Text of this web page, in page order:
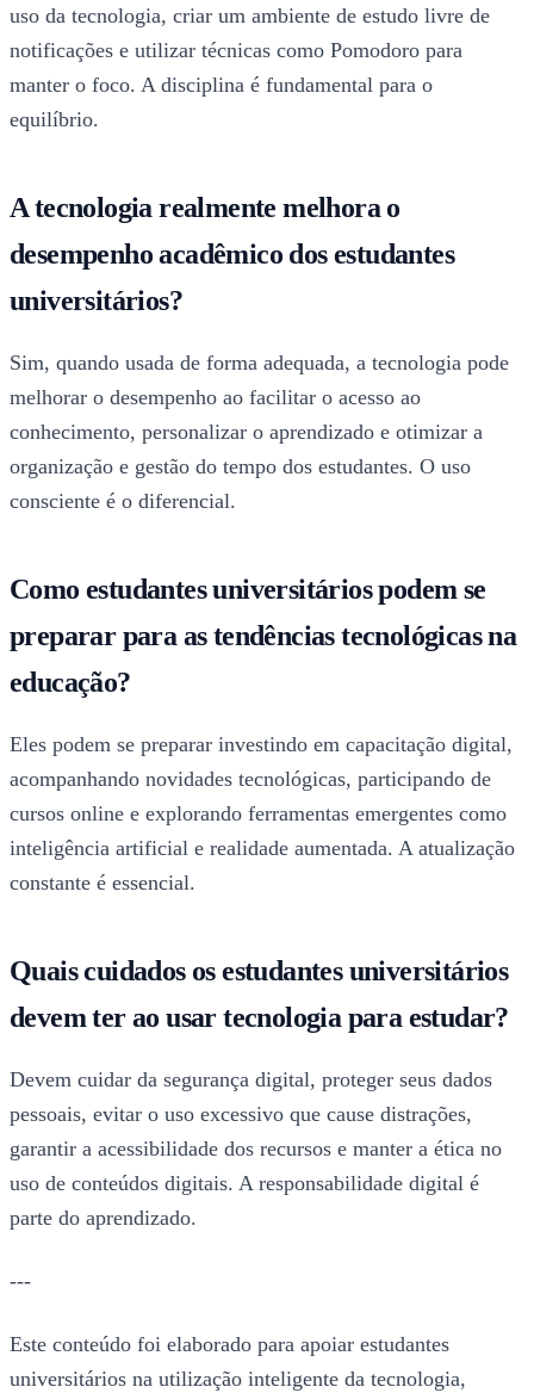
uso da tecnologia, criar um ambiente de estudo livre de
notificações e utilizar técnicas como Pomodoro para
manter o foco. A disciplina é fundamental para o
equilíbrio.
A tecnologia realmente melhora o
desempenho acadêmico dos estudantes
universitários?
Sim, quando usada de forma adequada, a tecnologia pode
melhorar o desempenho ao facilitar o acesso ao
conhecimento, personalizar o aprendizado e otimizar a
organização e gestão do tempo dos estudantes. O uso
consciente é o diferencial.
Como estudantes universitários podem se
preparar para as tendências tecnológicas na
educação?
Eles podem se preparar investindo em capacitação digital,
acompanhando novidades tecnológicas, participando de
cursos online e explorando ferramentas emergentes como
inteligência artificial e realidade aumentada. A atualização
constante é essencial.
Quais cuidados os estudantes universitários
devem ter ao usar tecnologia para estudar?
Devem cuidar da segurança digital, proteger seus dados
pessoais, evitar o uso excessivo que cause distrações,
garantir a acessibilidade dos recursos e manter a ética no
uso de conteúdos digitais. A responsabilidade digital é
parte do aprendizado.
---
Este conteúdo foi elaborado para apoiar estudantes
universitários na utilização inteligente da tecnologia,